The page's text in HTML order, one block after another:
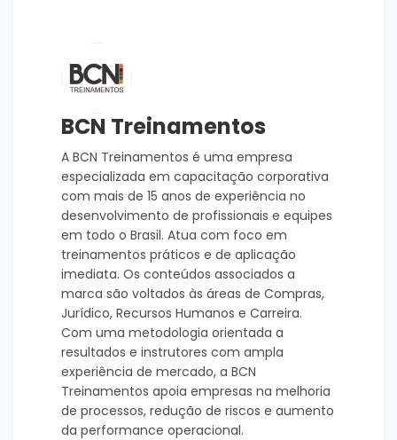
BCN Treinamentos
A BCN Treinamentos é uma empresa
especializada em capacitação corporativa
com mais de 15 anos de experiência no
desenvolvimento de profissionais e equipes
em todo o Brasil. Atua com foco em
treinamentos práticos e de aplicação
imediata. Os conteúdos associados a
marca são voltados às áreas de Compras,
Jurídico, Recursos Humanos e Carreira.
Com uma metodologia orientada a
resultados e instrutores com ampla
experiência de mercado, a BCN
Treinamentos apoia empresas na melhoria
de processos, redução de riscos e aumento
da performance operacional.